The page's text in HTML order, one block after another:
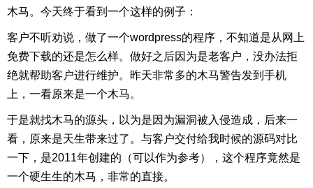
木马。今天终于看到一个这样的例子：
客户不听劝说，做了一个wordpress的程序，不知道是从网上
免费下载的还是怎么样。做好之后因为是老客户，没办法拒
绝就帮助客户进行维护。昨天非常多的木马警告发到手机
上，一看原来是一个木马。
于是就找木马的源头，以为是因为漏洞被入侵造成，后来一
看，原来是天生带来过了。与客户交付给我时候的源码对比
一下，是2011年创建的（可以作为参考），这个程序竟然是
一个硬生生的木马，非常的直接。